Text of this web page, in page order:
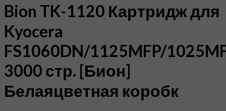
Bion TK-1120 Картридж для
Kyocera
FS1060DN/1125MFP/
3000 стр. [Бион]
Белаяцветная коробк